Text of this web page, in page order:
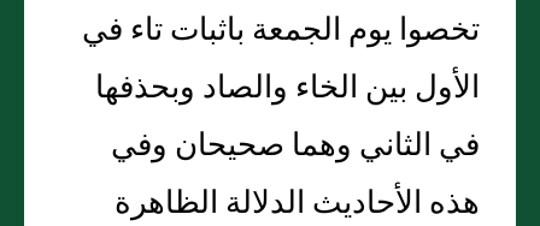
تخصوا يوم الجمعة باثبات تاء في
الأول بين الخاء والصاد وبحذفها
في الثاني وهما صحيحان وفي
هذه الأحاديث الدلالة الظاهرة